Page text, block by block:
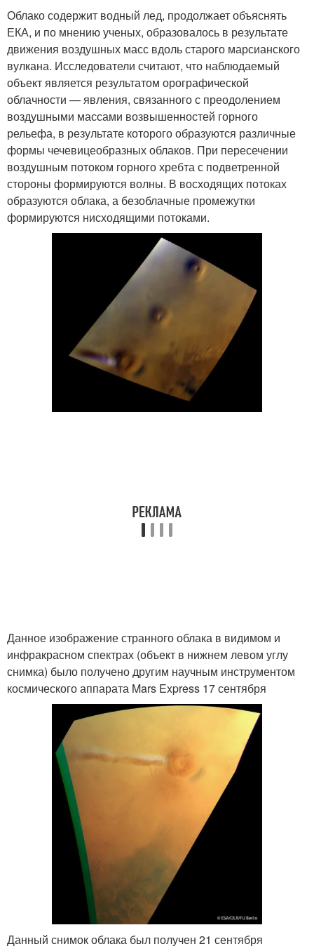
Облако содержит водный лед, продолжает объяснять
ЕКА, и по мнению ученых, образовалось в результате
движения воздушных масс вдоль старого марсианского
вулкана. Исследователи считают, что наблюдаемый
объект является результатом орографической
облачности — явления, связанного с преодолением
воздушными массами возвышенностей горного
рельефа, в результате которого образуются различные
формы чечевицеобразных облаков. При пересечении
воздушным потоком горного хребта с подветренной
стороны формируются волны. В восходящих потоках
образуются облака, а безоблачные промежутки
формируются нисходящими потоками.
Данное изображение странного облака в видимом и
инфракрасном спектрах (объект в нижнем левом углу
снимка) было получено другим научным инструментом
космического аппарата Mars Express 17 сентября
Данный снимок облака был получен 21 сентября